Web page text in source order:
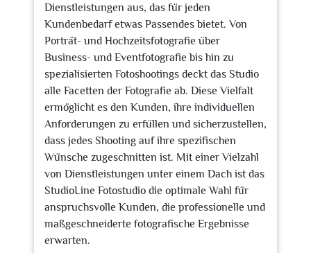
Dienstleistungen aus, das für jeden
Kundenbedarf etwas Passendes bietet. Von
Porträt- und Hochzeitsfotografie über
Business- und Eventfotografie bis hin zu
spezialisierten Fotoshootings deckt das Studio
alle Facetten der Fotografie ab. Diese Vielfalt
ermöglicht es den Kunden, ihre individuellen
Anforderungen zu erfüllen und sicherzustellen,
dass jedes Shooting auf ihre spezifischen
Wünsche zugeschnitten ist. Mit einer Vielzahl
von Dienstleistungen unter einem Dach ist das
StudioLine Fotostudio die optimale Wahl für
anspruchsvolle Kunden, die professionelle und
maßgeschneiderte fotografische Ergebnisse
erwarten.